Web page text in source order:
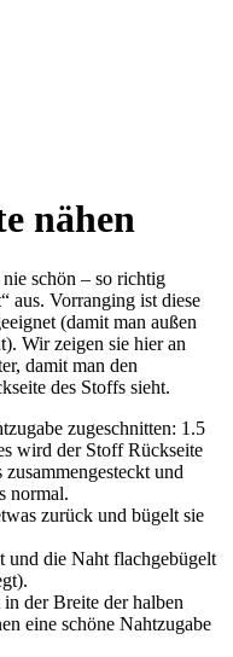
nähen
schön – so richtig
aus. Vorranging ist diese
(damit man außen
Wir zeigen sie hier an
damit man den
des Stoffs sieht.
zugeschnitten: 1.5
wird der Stoff Rückseite
und
normal.
zurück und bügelt sie
und die Naht flachgebügelt
der Breite der halben
eine schöne Nahtzugabe